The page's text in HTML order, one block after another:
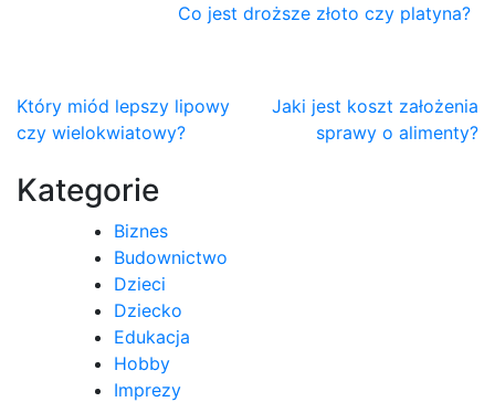
Co jest droższe złoto czy platyna?
Nawigacja
wpisu
Który miód lepszy lipowy
czy wielokwiatowy?
Jaki jest koszt założenia
sprawy o alimenty?
Kategorie
Biznes
Budownictwo
Dzieci
Dziecko
Edukacja
Hobby
Imprezy